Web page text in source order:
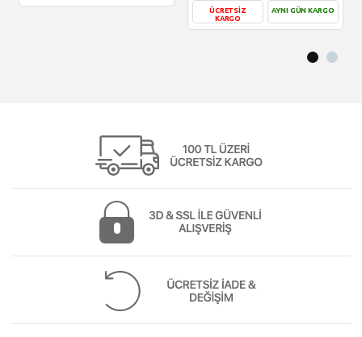
ÜCRETSİZ
KARGO
AYNI GÜN KARGO